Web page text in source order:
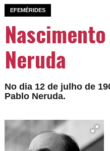
EFEMÉRIDES
Neruda
No dia 12 de julho de
Pablo Neruda.